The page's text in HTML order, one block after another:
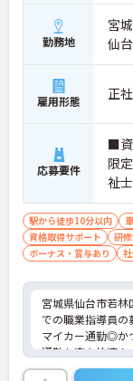
勤務地
宮
仙
雇用形態 正
応募要件
■資
限
祉
駅から徒歩10分以内
資格取得サポート
研
ボーナス・賞与あり
宮城県仙台市若
での職業指導員の
マイカー通勤◎か
通勤も楽々快適！
未経験でも安心の